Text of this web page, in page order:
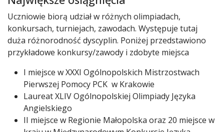
Uczniowie biorą udział w różnych olimpiadach,
konkursach, turniejach, zawodach. Występuje tutaj
duża różnorodność dyscyplin. Poniżej przedstawiono
przykładowe konkursy/zawody i zdobyte miejsca
I miejsce w XXXI Ogólnopolskich Mistrzostwach
Pierwszej Pomocy PCK w Krakowie
Laureat XLIV Ogólnopolskiej Olimpiady Języka
Angielskiego
II miejsce w Regionie Małopolska oraz 20 miejsce w